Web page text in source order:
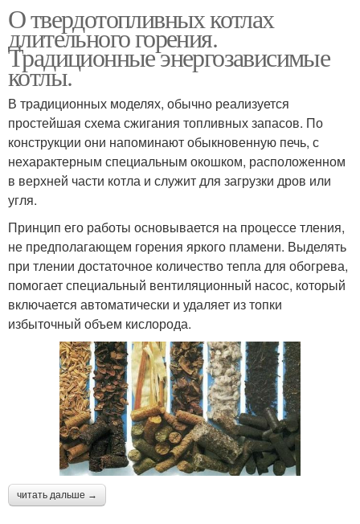
О твердотопливных котлах
длительного горения.
Традиционные энергозависимые
котлы.
В традиционных моделях, обычно реализуется
простейшая схема сжигания топливных запасов. По
конструкции они напоминают обыкновенную печь, с
нехарактерным специальным окошком, расположенном
в верхней части котла и служит для загрузки дров или
угля.
Принцип его работы основывается на процессе тления,
не предполагающем горения яркого пламени. Выделять
при тлении достаточное количество тепла для обогрева,
помогает специальный вентиляционный насос, который
включается автоматически и удаляет из топки
избыточный объем кислорода.
читать дальше →